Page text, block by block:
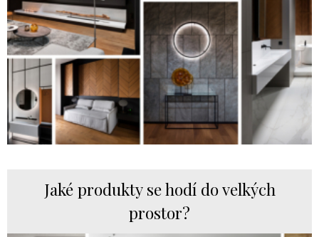
Jaké produkty se hodí do velkých
prostor?